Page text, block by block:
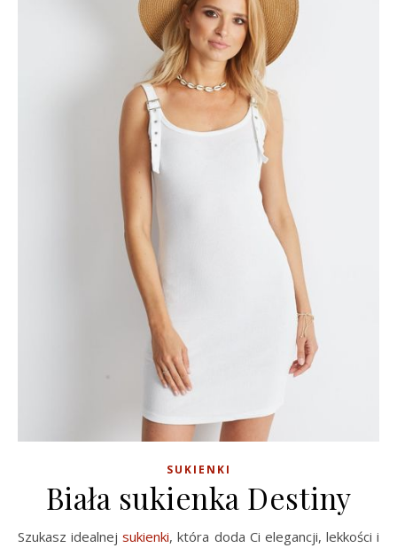
SUKIENKI
Biała sukienka Destiny
Szukasz idealnejsukienki, która doda Ci elegancji, lekkości i